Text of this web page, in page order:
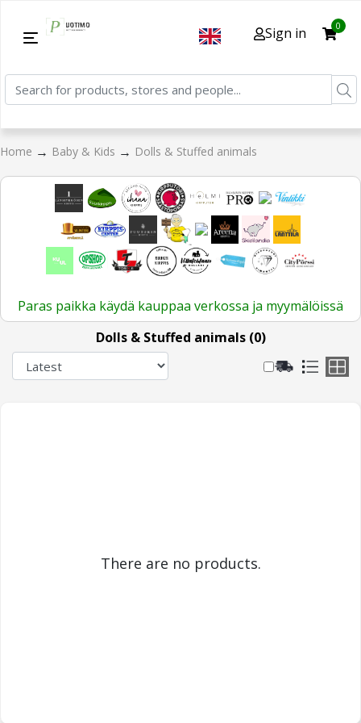
Sign in 0
Home → Baby & Kids → Dolls & Stuffed animals
Paras paikka käydä kauppaa verkossa ja myymälöissä
Dolls & Stuffed animals (0)
There are no products.